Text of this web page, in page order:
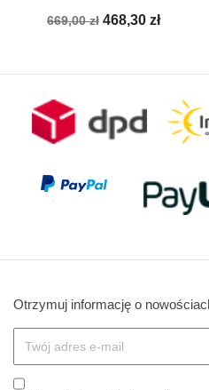
Cena
669,00 zł Cena
468,30 zł
Otrzymuj informację o